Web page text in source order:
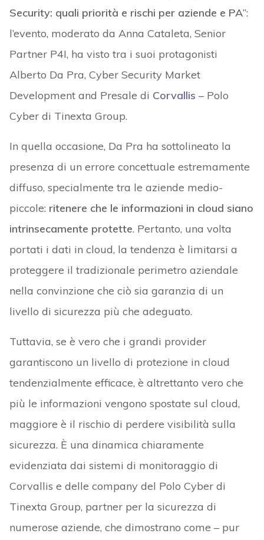
Security: quali priorità e rischi per aziende e PA”:
l’evento, moderato da Anna Cataleta, Senior
Partner P4I, ha visto tra i suoi protagonisti
Alberto Da Pra, Cyber Security Market
Development and Presale di Corvallis – Polo
Cyber di Tinexta Group.
In quella occasione, Da Pra ha sottolineato la
presenza di un errore concettuale estremamente
diffuso, specialmente tra le aziende medio-
piccole: ritenere che le informazioni in cloud siano
intrinsecamente protette. Pertanto, una volta
portati i dati in cloud, la tendenza è limitarsi a
proteggere il tradizionale perimetro aziendale
nella convinzione che ciò sia garanzia di un
livello di sicurezza più che adeguato.
Tuttavia, se è vero che i grandi provider
garantiscono un livello di protezione in cloud
tendenzialmente efficace, è altrettanto vero che
più le informazioni vengono spostate sul cloud,
maggiore è il rischio di perdere visibilità sulla
sicurezza. È una dinamica chiaramente
evidenziata dai sistemi di monitoraggio di
Corvallis e delle company del Polo Cyber di
Tinexta Group, partner per la sicurezza di
numerose aziende, che dimostrano come – pur